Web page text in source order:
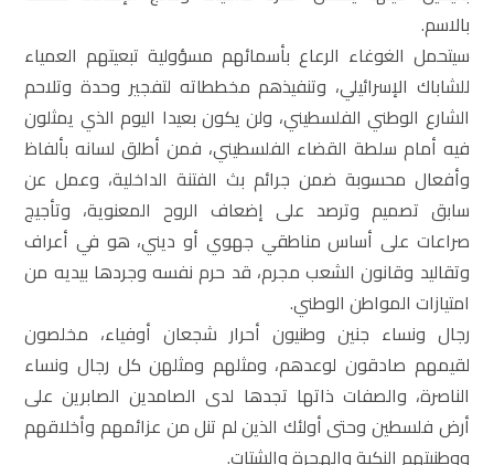
بالاسم.
سيتحمل الغوغاء الرعاع بأسمائهم مسؤولية تبعيتهم العمياء
للشاباك الإسرائيلي، وتنفيذهم مخططاته لتفجير وحدة وتلاحم
الشارع الوطني الفلسطيني، ولن يكون بعيدا اليوم الذي يمثلون
فيه أمام سلطة القضاء الفلسطيني، فمن أطلق لسانه بألفاظ
وأفعال محسوبة ضمن جرائم بث الفتنة الداخلية، وعمل عن
سابق تصميم وترصد على إضعاف الروح المعنوية، وتأجيج
صراعات على أساس مناطقي جهوي أو ديني، هو في أعراف
وتقاليد وقانون الشعب مجرم، قد حرم نفسه وجردها بيديه من
امتيازات المواطن الوطني.
رجال ونساء جنين وطنيون أحرار شجعان أوفياء، مخلصون
لقيمهم صادقون لوعدهم، ومثلهم ومثلهن كل رجال ونساء
الناصرة، والصفات ذاتها تجدها لدى الصامدين الصابرين على
أرض فلسطين وحتى أولئك الذين لم تنل من عزائمهم وأخلاقهم
ووطنيتهم النكبة والهجرة والشتات.